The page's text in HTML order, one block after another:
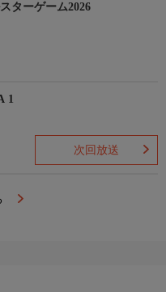
ターゲーム2026
1
次回放送